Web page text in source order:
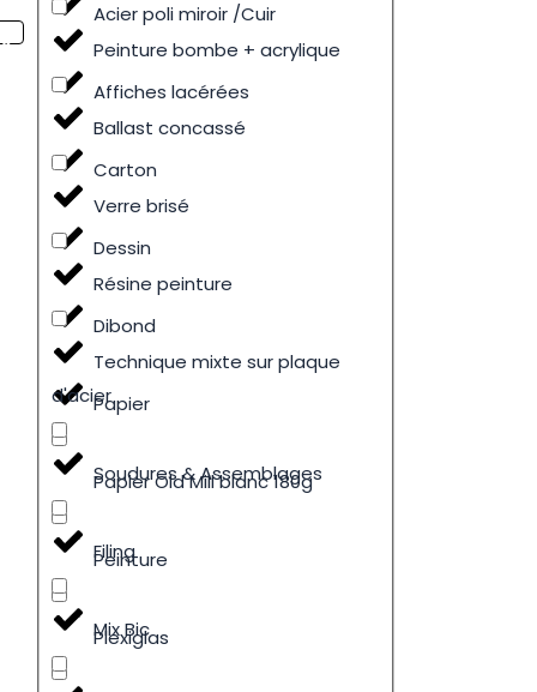
Acier poli miroir /Cuir
Affiches lacérées
Carton
Dessin
Dibond
Papier
Papier Old Mill blanc 180g
Peinture
Plexiglas
Peinture bombe + acrylique
Ballast concassé
Verre brisé
Résine peinture
Technique mixte sur plaque
d'acier
Soudures & Assemblages
Filing
Mix Bic